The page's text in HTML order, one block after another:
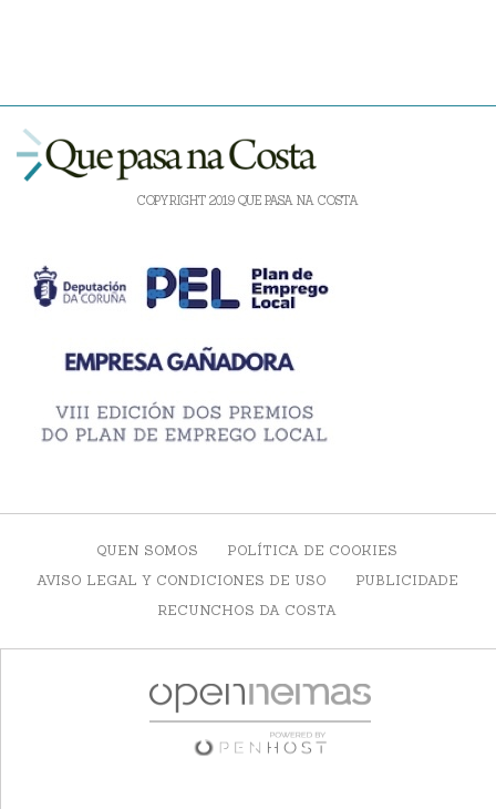
COPYRIGHT 2019 QUE PASA NA COSTA
QUEN SOMOS
POLÍTICA DE COOKIES
AVISO LEGAL Y CONDICIONES DE USO
PUBLICIDADE
RECUNCHOS DA COSTA